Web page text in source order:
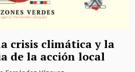
crisis climática y la
de la acción local